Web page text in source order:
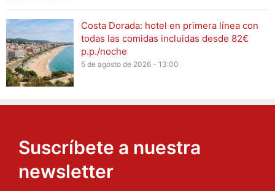
Costa Dorada: hotel en primera línea con
todas las comidas incluidas desde 82€
p.p./noche
5 de agosto de 2026 - 13:00
Suscríbete a nuestra
newsletter